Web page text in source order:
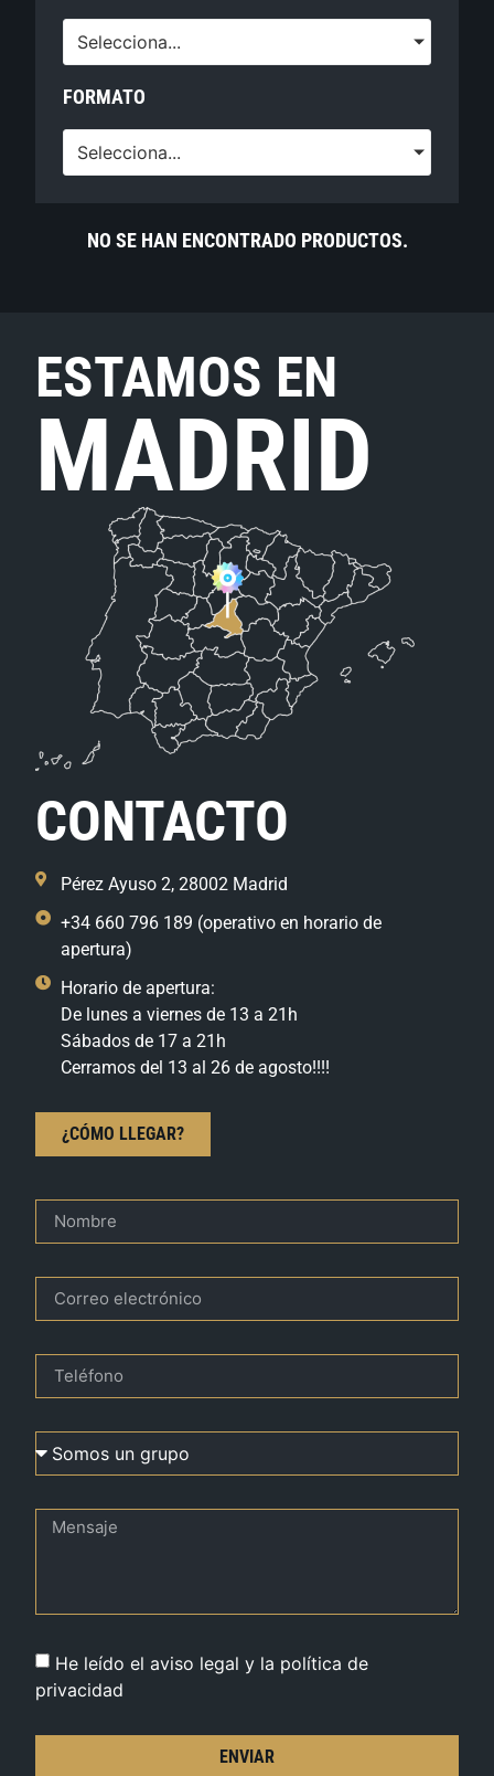
Selecciona...
FORMATO
Selecciona...
NO SE HAN ENCONTRADO PRODUCTOS.
ESTAMOS EN
MADRID
CONTACTO
Pérez Ayuso 2, 28002 Madrid
+34 660 796 189 (operativo en horario de
apertura)
Horario de apertura:
De lunes a viernes de 13 a 21h
Sábados de 17 a 21h
Cerramos del 13 al 26 de agosto!!!!
¿CÓMO LLEGAR?
He leído el aviso legal y la política de
privacidad
ENVIAR